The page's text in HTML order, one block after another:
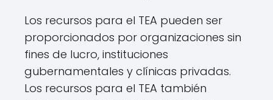
Los recursos para el TEA pueden ser
proporcionados por organizaciones sin
fines de lucro, instituciones
gubernamentales y clínicas privadas.
Los recursos para el TEA también